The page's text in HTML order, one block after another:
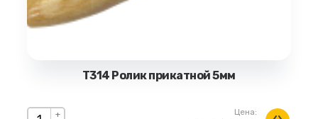
Т314 Ролик прикатной 5мм
+ Цена: